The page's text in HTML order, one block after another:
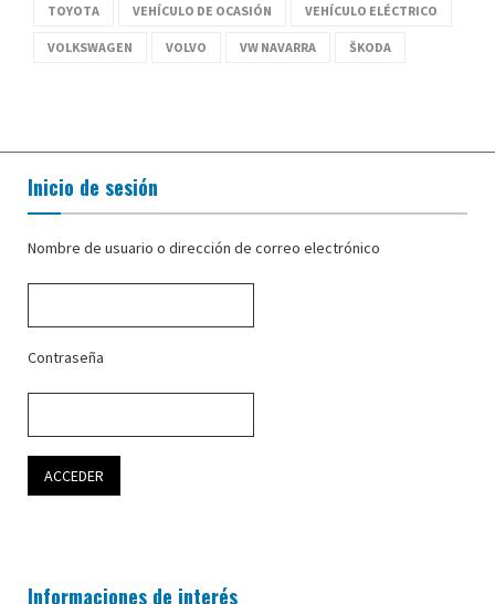
TOYOTA VEHÍCULO DE OCASIÓN VEHÍCULO ELÉCTRICO
VOLKSWAGEN VOLVO VW NAVARRA ŠKODA
Inicio de sesión
Nombre de usuario o dirección de correo electrónico
Contraseña
Informaciones de interés